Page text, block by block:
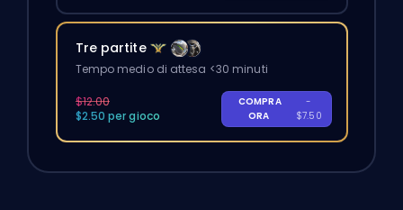
Tre partite
Tempo medio di attesa <30 minuti
$12.00
$2.50 per gioco
COMPRA
ORA
-
$7.50